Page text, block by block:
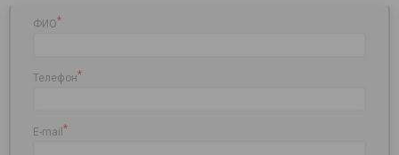
ФИО*
Телефон*
E-mail *